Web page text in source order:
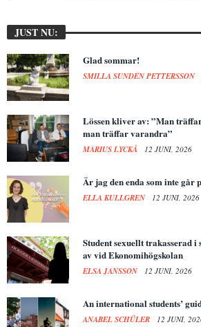
JUST NU:
Glad sommar!
SMILLA SUNDÉN PETTERSSON
Lössen kliver av: ”Man
man träffar varandra”
MARIUS LYCKÅ 12 JUNI, 2026
Är jag den enda som inte går
ELLA KULLGREN 12 JUNI, 2026
Student sexuellt trakasserad i
av vid Ekonomihögskolan
ELSA JANSSON 12 JUNI, 2026
An international students’
ANABEL SCHÜLER 12 JUNI,